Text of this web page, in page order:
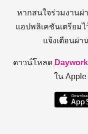
หากสนใจร่วมงานผ่
แอปพลิเคชันเตรียม
แจ้งเตือนผ่
ดาวน์โหลด Daywork
ใน